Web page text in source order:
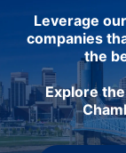
Leverage
companies
the
Explore